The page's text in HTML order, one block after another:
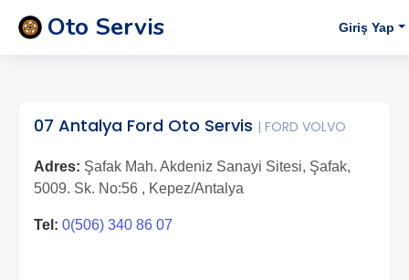
Oto Servis Giriş Yap
07 Antalya Ford Oto Servis | FORD VOLVO
Adres: Şafak Mah. Akdeniz Sanayi Sitesi, Şafak,
5009. Sk. No:56 , Kepez/Antalya
Tel: 0(506) 340 86 07